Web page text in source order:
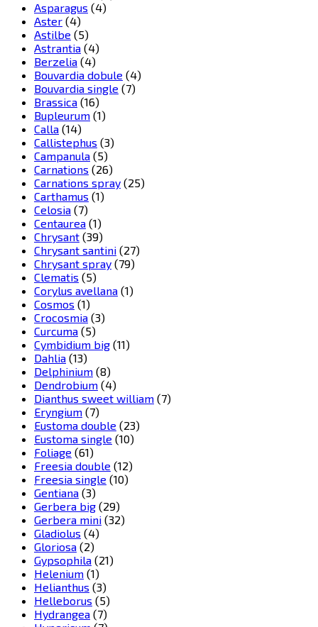
Asparagus (4)
Aster (4)
Astilbe (5)
Astrantia (4)
Berzelia (4)
Bouvardia dobule (4)
Bouvardia single (7)
Brassica (16)
Bupleurum (1)
Calla (14)
Callistephus (3)
Campanula (5)
Carnations (26)
Carnations spray (25)
Carthamus (1)
Celosia (7)
Centaurea (1)
Chrysant (39)
Chrysant santini (27)
Chrysant spray (79)
Clematis (5)
Corylus avellana (1)
Cosmos (1)
Crocosmia (3)
Curcuma (5)
Cymbidium big (11)
Dahlia (13)
Delphinium (8)
Dendrobium (4)
Dianthus sweet william (7)
Eryngium (7)
Eustoma double (23)
Eustoma single (10)
Foliage (61)
Freesia double (12)
Freesia single (10)
Gentiana (3)
Gerbera big (29)
Gerbera mini (32)
Gladiolus (4)
Gloriosa (2)
Gypsophila (21)
Helenium (1)
Helianthus (3)
Helleborus (5)
Hydrangea (7)